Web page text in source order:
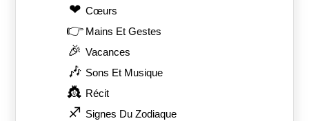
❤ Сœurs
👉 Mains Et Gestes
🎉 Vacances
🎶 Sons Et Musique
👸 Récit
♐ Signes Du Zodiaque